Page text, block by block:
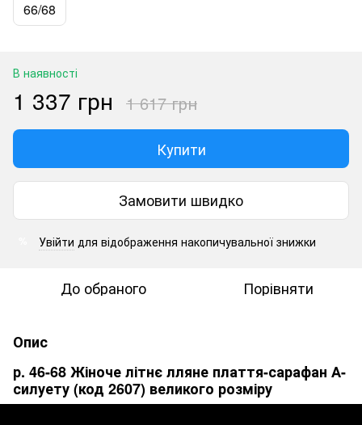
66/68
В наявності
1 337 грн 1 617 грн
Купити
Замовити швидко
Увійти для відображення накопичувальної знижки
До обраного Порівняти
Опис
р. 46-68 Жіноче літнє лляне плаття-сарафан А-
силуету (код 2607) великого розміру